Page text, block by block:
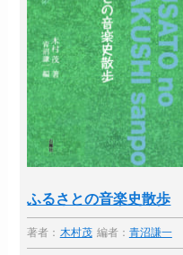
ふるさとの音楽史散歩
著者： 木村茂 編者： 青沼謙一